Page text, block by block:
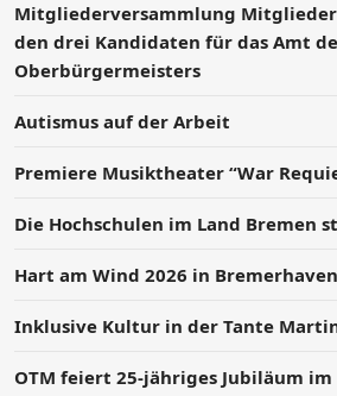
Mitgliederversammlung
den drei Kandidaten für das Amt
Oberbürgermeisters
Autismus auf der Arbeit
Premiere Musiktheater “War
Die Hochschulen im Land Bremen
Hart am Wind 2026 in Bremerhaven
Inklusive Kultur in der Tante
OTM feiert 25-jähriges Jubiläum im